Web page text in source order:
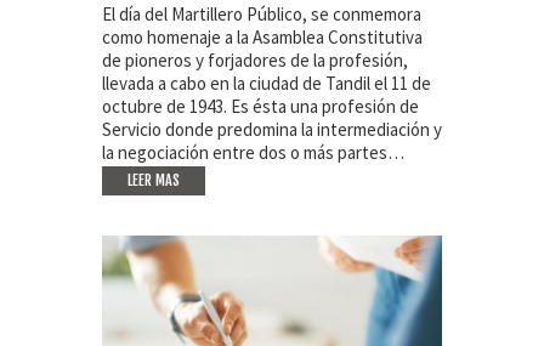
El día del Martillero Público, se conmemora
como homenaje a la Asamblea Constitutiva
de pioneros y forjadores de la profesión,
llevada a cabo en la ciudad de Tandil el 11 de
octubre de 1943. Es ésta una profesión de
Servicio donde predomina la intermediación y
la negociación entre dos o más partes…
LEER MAS